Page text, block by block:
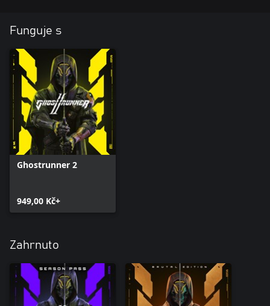
Funguje s
Ghostrunner 2
949,00 Kč+
Zahrnuto